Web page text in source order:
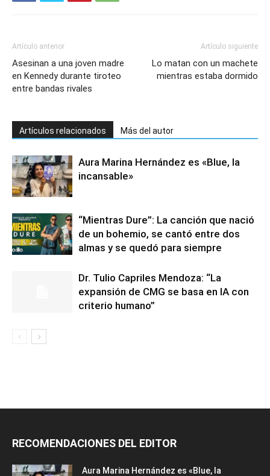
Artículo anterior
Asesinan a una joven madre
en Kennedy durante tiroteo
entre bandas rivales
Artículo siguiente
Lo matan con un machete
mientras estaba dormido
Artículos relacionados Más del autor
Aura Marina Hernández es «Blue, la
incansable»
“Mientras Dure”: La canción que nació
de un bohemio, se cantó entre dos
almas y se quedó para siempre
Dr. Tulio Capriles Mendoza: “La
expansión de CMG se basa en IA con
criterio humano”
RECOMENDACIONES DEL EDITOR
Aura Marina Hernández es «Blue, la